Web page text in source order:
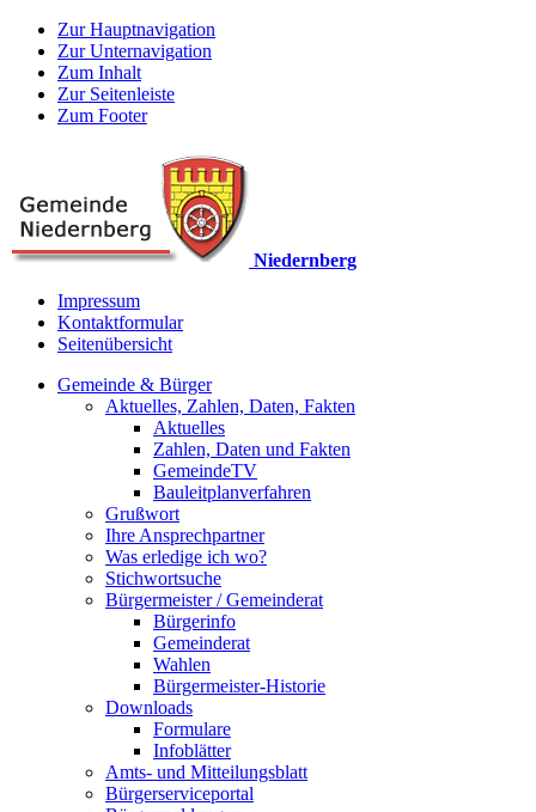
Zur Hauptnavigation
Zur Unternavigation
Zum Inhalt
Zur Seitenleiste
Zum Footer
Niedernberg
Impressum
Kontaktformular
Seitenübersicht
Gemeinde & Bürger
Aktuelles, Zahlen, Daten, Fakten
Aktuelles
Zahlen, Daten und Fakten
GemeindeTV
Bauleitplanverfahren
Grußwort
Ihre Ansprechpartner
Was erledige ich wo?
Stichwortsuche
Bürgermeister / Gemeinderat
Bürgerinfo
Gemeinderat
Wahlen
Bürgermeister-Historie
Downloads
Formulare
Infoblätter
Amts- und Mitteilungsblatt
Bürgerserviceportal